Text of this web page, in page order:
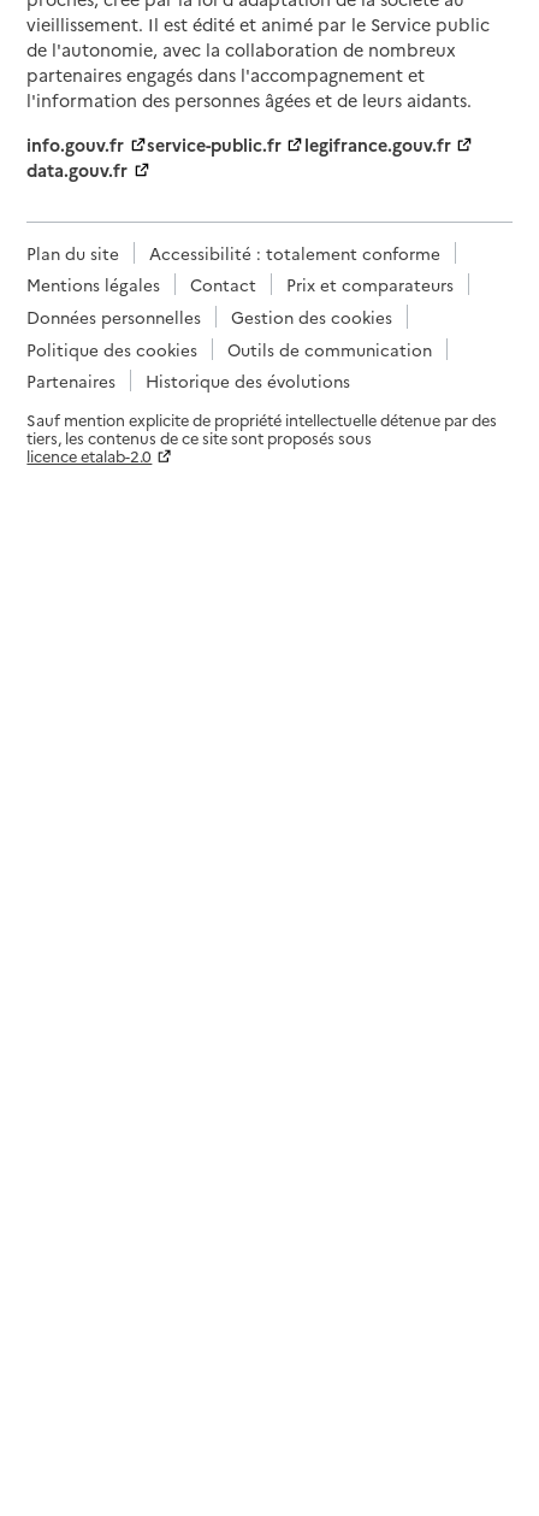
vieillissement. Il est édité et animé par le Service public
de l'autonomie, avec la collaboration de nombreux
partenaires engagés dans l'accompagnement et
l'information des personnes âgées et de leurs aidants.
info.gouv.fr
service-public.fr
legifrance.gouv.fr
data.gouv.fr
Plan du site
Accessibilité : totalement conforme
Mentions légales
Contact
Prix et comparateurs
Données personnelles
Gestion des cookies
Politique des cookies
Outils de communication
Partenaires
Historique des évolutions
Sauf mention explicite de propriété intellectuelle détenue par des
tiers, les contenus de ce site sont proposés sous
licence etalab-2.0